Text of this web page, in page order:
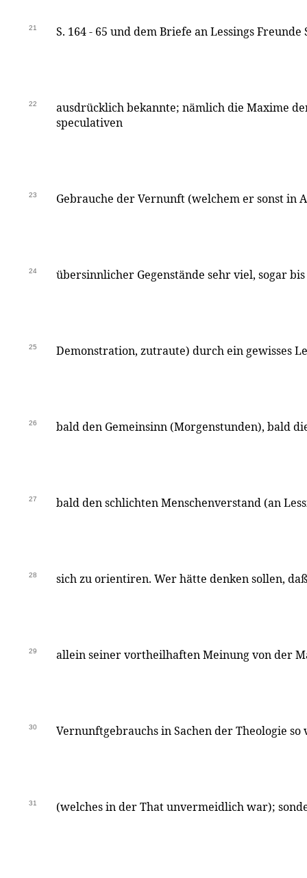
21 S. 164 - 65 und dem Briefe an Lessings Freunde
22
ausdrücklich bekannte; nämlich die Maxime
speculativen
23 Gebrauche der Vernunft (welchem er sonst in
24 übersinnlicher Gegenstände sehr viel, sogar
25 Demonstration, zutraute) durch ein gewisses
26 bald den Gemeinsinn (Morgenstunden), bald
27 bald den schlichten Menschenverstand (an
28 sich zu orientiren. Wer hätte denken sollen,
29 allein seiner vortheilhaften Meinung von der
30 Vernunftgebrauchs in Sachen der Theologie
31 (welches in der That unvermeidlich war);